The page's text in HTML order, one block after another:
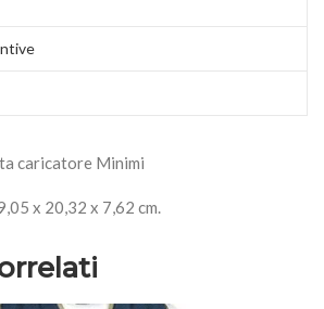
caricatore Minimi
x 20,32 x 7,62 cm.